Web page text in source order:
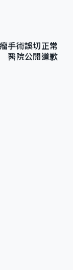
手術誤切正常
醫院公開道歉